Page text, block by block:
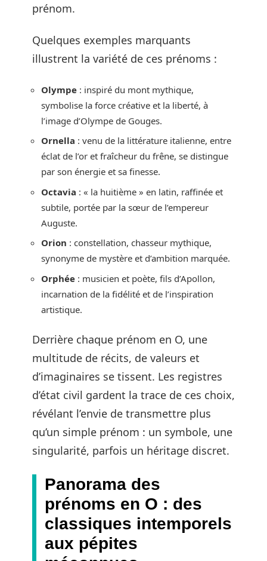
prénom.
Quelques exemples marquants
illustrent la variété de ces prénoms :
Olympe : inspiré du mont mythique,
symbolise la force créative et la liberté, à
l’image d’Olympe de Gouges.
Ornella : venu de la littérature italienne, entre
éclat de l’or et fraîcheur du frêne, se distingue
par son énergie et sa finesse.
Octavia : « la huitième » en latin, raffinée et
subtile, portée par la sœur de l’empereur
Auguste.
Orion : constellation, chasseur mythique,
synonyme de mystère et d’ambition marquée.
Orphée : musicien et poète, fils d’Apollon,
incarnation de la fidélité et de l’inspiration
artistique.
Derrière chaque prénom en O, une
multitude de récits, de valeurs et
d’imaginaires se tissent. Les registres
d’état civil gardent la trace de ces choix,
révélant l’envie de transmettre plus
qu’un simple prénom : un symbole, une
singularité, parfois un héritage discret.
Panorama des
prénoms en O : des
classiques intemporels
aux pépites